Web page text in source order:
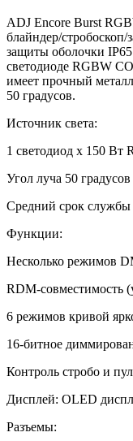
ADJ Encore Burst
блайндер/
защиты оболочки
светодиоде RGBW
имеет прочный
50 градусов.
Источник света:
1 светодиод x 150 Вт
Угол луча 50 градусов
Средний срок службы
Функции:
Несколько режимов
RDM-совместимость
6 режимов кривой
16-битное
Контроль стробо и
Дисплей: OLED
Разъемы: